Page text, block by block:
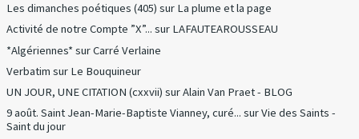
Les dimanches poétiques (405) sur La plume et la page
Activité de notre Compte ”X”... sur LAFAUTEAROUSSEAU
*Algériennes*surCarré Verlaine
Verbatim sur Le Bouquineur
UN JOUR, UNE CITATION (cxxvii) surAlain Van Praet - BLOG
9 août. Saint Jean-Marie-Baptiste Vianney, curé... surVie des Saints -
Saint du jour